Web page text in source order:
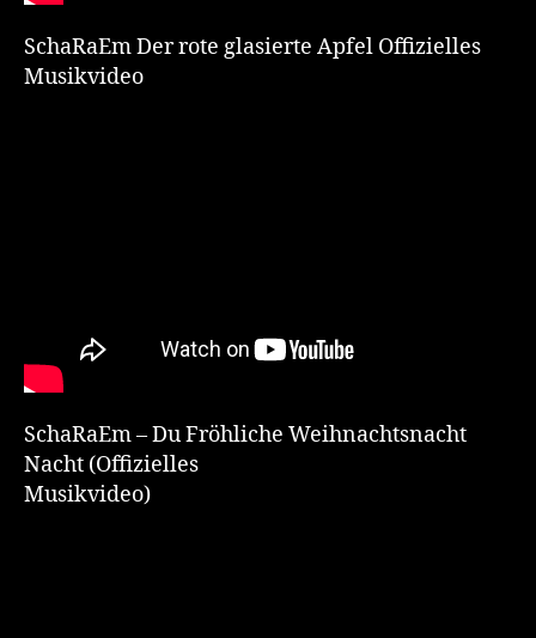
SchaRaEm Der rote glasierte Apfel Offizielles
Musikvideo
SchaRaEm – Du Fröhliche Weihnachtsnacht
Nacht (Offizielles
Musikvideo)